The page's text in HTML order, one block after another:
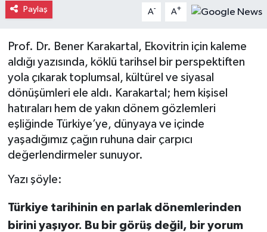
Paylaş A- A+
Prof. Dr. Bener Karakartal, Ekovitrin için kaleme
aldığı yazısında, köklü tarihsel bir perspektiften
yola çıkarak toplumsal, kültürel ve siyasal
dönüşümleri ele aldı. Karakartal; hem kişisel
hatıraları hem de yakın dönem gözlemleri
eşliğinde Türkiye’ye, dünyaya ve içinde
yaşadığımız çağın ruhuna dair çarpıcı
değerlendirmeler sunuyor.
Yazı şöyle:
Türkiye tarihinin en parlak dönemlerinden
birini yaşıyor. Bu bir görüş değil, bir yorum